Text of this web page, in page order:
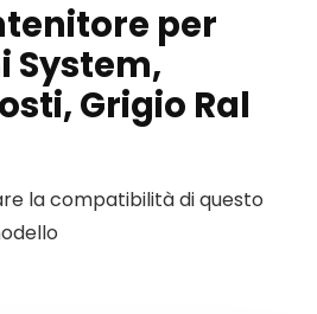
per
System,
Grigio Ral
la compatibilità di questo